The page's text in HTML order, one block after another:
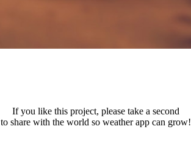
If you like this project, please take a second
to share with the world so weather app can grow!